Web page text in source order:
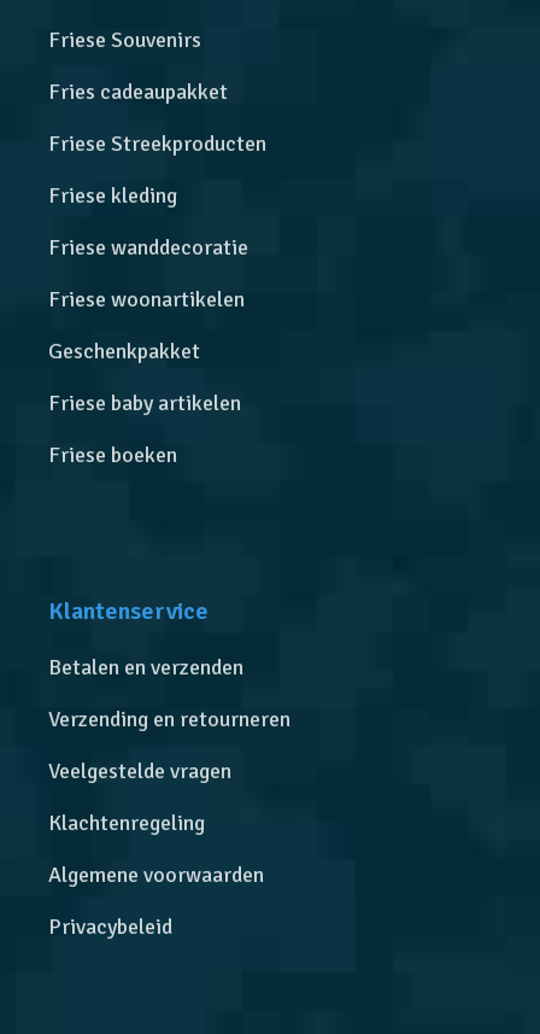
Friese Souvenirs
Fries cadeaupakket
Friese Streekproducten
Friese kleding
Friese wanddecoratie
Friese woonartikelen
Geschenkpakket
Friese baby artikelen
Friese boeken
Klantenservice
Betalen en verzenden
Verzending en retourneren
Veelgestelde vragen
Klachtenregeling
Algemene voorwaarden
Privacybeleid